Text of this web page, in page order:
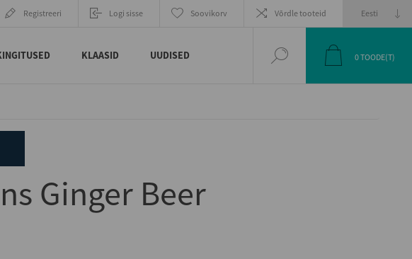
Registreeri Logi sisse Soovikorv Võrdle tooteid
KLAASID UUDISED 0TOODE(T)
Ginger Beer